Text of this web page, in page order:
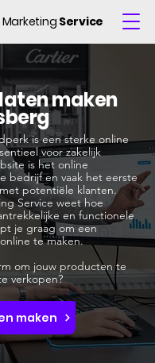
Marketing Service
maken
is een sterke online
voor zakelijk
is het online
bedrijf en vaak het eerste
potentiële klanten.
Service weet hoe
en functionele
je graag om een
te maken.
om jouw producten te
verkopen?
maken